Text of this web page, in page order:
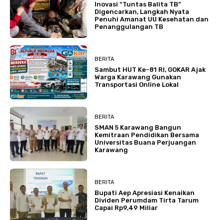
Inovasi “Tuntas Balita TB”
Digencarkan, Langkah Nyata
Penuhi Amanat UU Kesehatan dan
Penanggulangan TB
BERITA
Sambut HUT Ke-81 RI, GOKAR Ajak
Warga Karawang Gunakan
Transportasi Online Lokal
BERITA
SMAN 5 Karawang Bangun
Kemitraan Pendidikan Bersama
Universitas Buana Perjuangan
Karawang
BERITA
Bupati Aep Apresiasi Kenaikan
Dividen Perumdam Tirta Tarum
Capai Rp9,49 Miliar